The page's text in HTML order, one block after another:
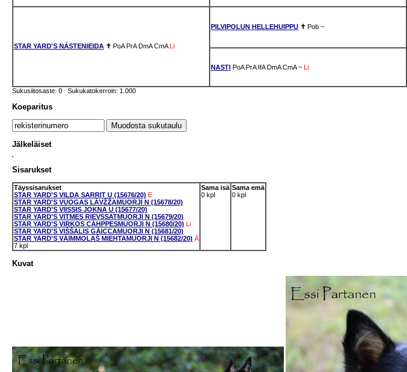
STAR YARD'S NÁSTENIEIDA ✝ PoA PrA DmA CmA Li
PILVIPOLUN HELLEHUIPPU ✝ Pob ~
NASTI PoA PrA IfA DmA CmA ~ Li
Sukusiitosaste: 0 Sukukatokerroin: 1.000
Koeparitus
Jälkeläiset
Sisarukset
Täyssisarukset
STAR YARD'S VILDA SARRIT U (15676/20) E
STAR YARD'S VUOGAS LÁVŽŽAMUORJI N (15678/20)
STAR YARD'S VIISSIS JOKNA U (15677/20)
STAR YARD'S VITMES RIEVSSATMUORJI N (15679/20)
STAR YARD'S VIRKOS CÁHPPESMUORJI N (15680/20) Li
STAR YARD'S VIŠŠALIS GÁICCAMUORJI N (15681/20)
STAR YARD'S VÁIMMOLAŠ MIEHTAMUORJI N (15682/20) Ä
7 kpl
Sama isä
0 kpl
Sama emä
0 kpl
Kuvat